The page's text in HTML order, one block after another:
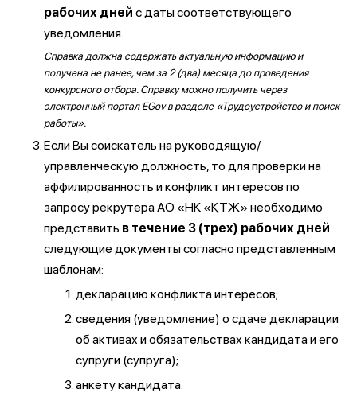
рабочих дней с даты соответствующего
уведомления.
Справка должна содержать актуальную информацию и
получена не ранее, чем за 2 (два) месяца до проведения
конкурсного отбора. Справку можно получить через
электронный портал EGov в разделе «Трудоустройство и поиск
работы».
Если Вы соискатель на руководящую/
управленческую должность, то для проверки на
аффилированность и конфликт интересов по
запросу рекрутера АО «НК «ҚТЖ» необходимо
представить в течение 3 (трех) рабочих дней
следующие документы согласно представленным
шаблонам:
декларацию конфликта интересов;
сведения (уведомление) о сдаче декларации
об активах и обязательствах кандидата и его
супруги (супруга);
анкету кандидата.